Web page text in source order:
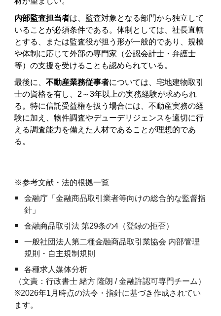
内部監査担当者は、監査対象となる部門から独立して
いることが必須条件である。体制としては、社長直轄
とする、または監査役が担う形が一般的であり、規模
や体制に応じて外部の専門家（公認会計士・弁護士
等）の支援を受けることも認められている。
最後に、不動産業務従事者については、宅地建物取引
士の資格を有し、2～3年以上の実務経験が求められ
る。特に信託受益権を扱う場合には、不動産実務の経
験に加え、物件調査やデューデリジェンスを適切に行
える調査能力を備えた人材であることが理想的であ
る。
※参考文献・法的根拠一覧
金融庁「金融商品取引業者等向けの総合的な監督指
針」
金融商品取引法 第29条の4（登録の拒否）
一般社団法人第二種金融商品取引業協会 内部管理
規則・自主規制規則
各種求人媒体分析
（文責：行政書士 緒方 隆朗 / 金融許認可専門チーム）
※2026年1月時点の法令・指針に基づき作成されてい
ます。